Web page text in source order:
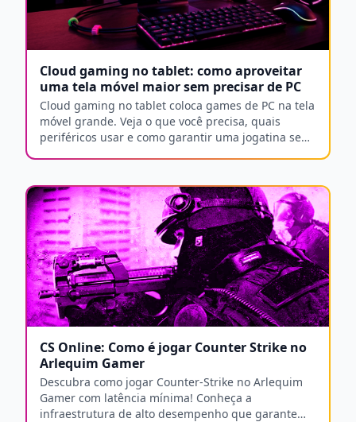
Cloud gaming no tablet: como aproveitar
uma tela móvel maior sem precisar de PC
Cloud gaming no tablet coloca games de PC na tela
móvel grande. Veja o que você precisa, quais
periféricos usar e como garantir uma jogatina sem
CS Online: Como é jogar Counter Strike no
Arlequim Gamer
Descubra como jogar Counter-Strike no Arlequim
Gamer com latência mínima! Conheça a
infraestrutura de alto desempenho que garante